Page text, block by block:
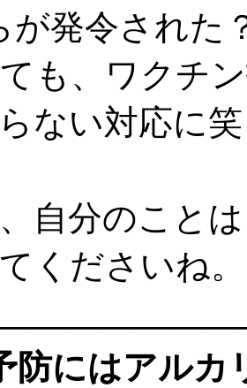
が発令された
も、ワクチ
ない対応に
自分のこと
くださいね。
防にはアルカ